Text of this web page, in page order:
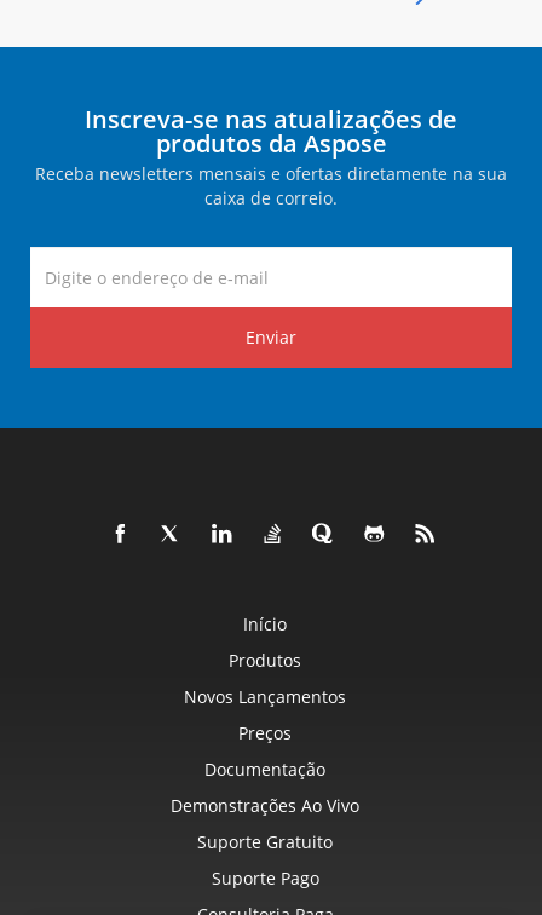
Inscreva-se nas atualizações de
produtos da Aspose
Receba newsletters mensais e ofertas diretamente na sua
caixa de correio.
Enviar
Início
Produtos
Novos Lançamentos
Preços
Documentação
Demonstrações Ao Vivo
Suporte Gratuito
Suporte Pago